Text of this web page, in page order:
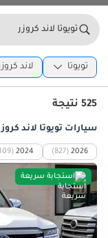
تويوتا لاند كروزر
تويوتا لاند
525 نتيجة
سيارات تويوتا لاند كروزر 2025 جديدة للبيع في
2026
(827)
2024
استجابة سريعة